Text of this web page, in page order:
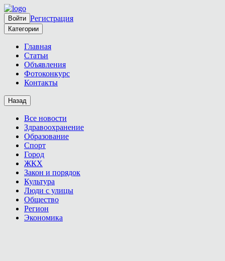
Войти Регистрация
Категории
Главная
Статьи
Объявления
Фотоконкурс
Контакты
Назад
Все новости
Здравоохранение
Образование
Спорт
Город
ЖКХ
Закон и порядок
Культура
Люди с улицы
Общество
Регион
Экономика